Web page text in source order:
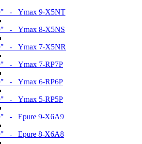
- Ymax 9-X5NT
- Ymax 8-X5NS
- Ymax 7-X5NR
- Ymax 7-RP7P
- Ymax 6-RP6P
- Ymax 5-RP5P
- Epure 9-X6A9
- Epure 8-X6A8